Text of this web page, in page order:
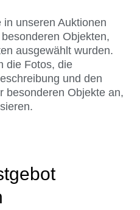
in unseren Auktionen
Objekten,
ausgewählt wurden.
die Fotos, die
und den
besonderen Objekte an,